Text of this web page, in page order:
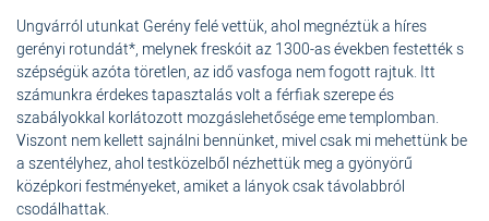
Ungvárról utunkat Gerény felé vettük, ahol megnéztük a híres
gerényi rotundát*, melynek freskóit az 1300-as években festették s
szépségük azóta töretlen, az idő vasfoga nem fogott rajtuk. Itt
számunkra érdekes tapasztalás volt a férfiak szerepe és
szabályokkal korlátozott mozgáslehetősége eme templomban.
Viszont nem kellett sajnálni bennünket, mivel csak mi mehettünk be
a szentélyhez, ahol testközelből nézhettük meg a gyönyörű
középkori festményeket, amiket a lányok csak távolabbról
csodálhattak.